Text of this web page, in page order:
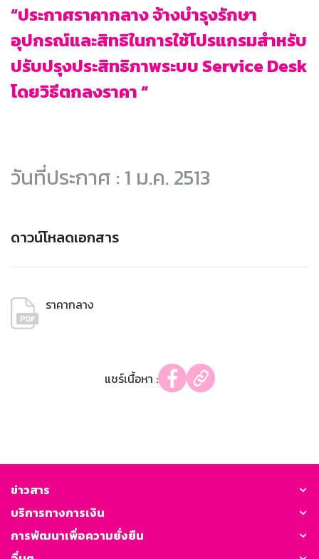
“ประกาศราคากลาง จ้างบำรุงรักษา
อุปกรณ์และสิทธิในการใช้โปรแกรมสำหรับ
ปรับปรุงประสิทธิภาพระบบ Service Desk
โดยวิธีตกลงราคา “
วันที่ประกาศ : 1 ม.ค. 2513
ดาวน์โหลดเอกสาร
ราคากลาง
แชร์เนื้อหา :
ข่าวสาร
บริการทางการเงิน
การพัฒนาเพื่อความยั่งยืน